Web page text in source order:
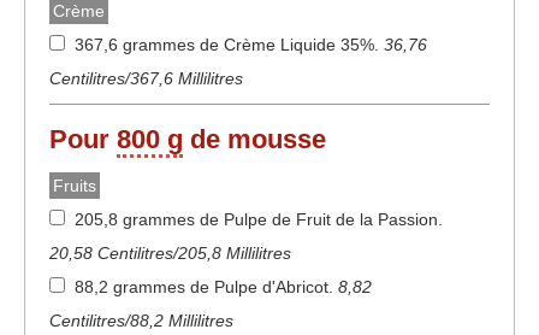
Crème
367,6 grammes de Crème Liquide 35%. 36,76
Centilitres/367,6 Millilitres
Pour 800 g de mousse
Fruits
205,8 grammes de Pulpe de Fruit de la Passion.
20,58 Centilitres/205,8 Millilitres
88,2 grammes de Pulpe d'Abricot. 8,82
Centilitres/88,2 Millilitres